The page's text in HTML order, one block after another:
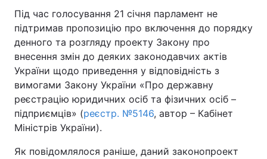
Під час голосування 21 січня парламент не
підтримав пропозицію про включення до порядку
денного та розгляду проекту Закону про
внесення змін до деяких законодавчих актів
України щодо приведення у відповідність з
вимогами Закону України «Про державну
реєстрацію юридичних осіб та фізичних осіб –
підприємців» (реєстр. №5146, автор – Кабінет
Міністрів України).
Як повідомлялося раніше, даний законопроект